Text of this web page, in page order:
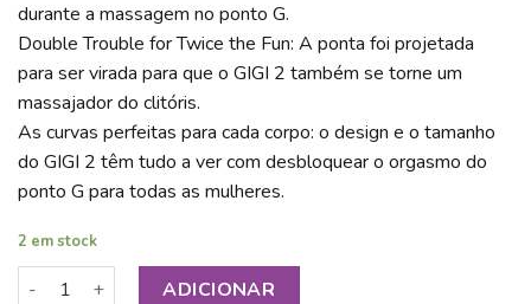
durante a massagem no ponto G.
Double Trouble for Twice the Fun: A ponta foi projetada
para ser virada para que o GIGI 2 também se torne um
massajador do clitóris.
As curvas perfeitas para cada corpo: o design e o tamanho
do GIGI 2 têm tudo a ver com desbloquear o orgasmo do
ponto G para todas as mulheres.
2 em stock
Quantidade de LELO GIGI 2 DEEP ROSE
ADICIONAR